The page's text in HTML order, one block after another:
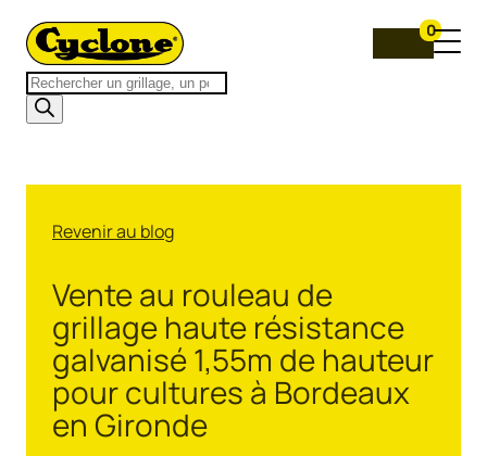
Recherche
de
produits
0
Revenir au blog
Vente au rouleau de
grillage haute résistance
galvanisé 1,55m de hauteur
pour cultures à Bordeaux
en Gironde